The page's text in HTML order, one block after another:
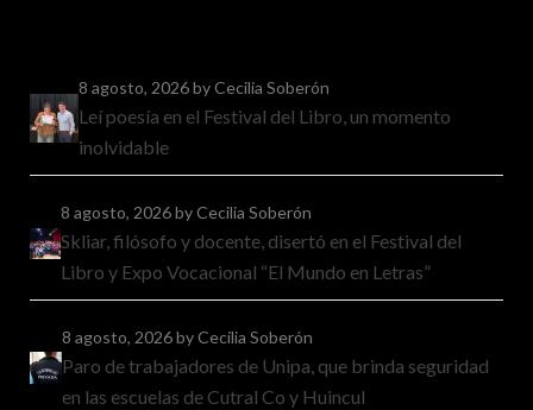
8 agosto, 2026by Cecilia Soberón
Leí poesía en el Festival del Libro, un momento
inolvidable
8 agosto, 2026by Cecilia Soberón
Skliar, filósofo y docente, disertó en el Festival del
Libro y Expo Vocacional “El Mundo en Letras”
8 agosto, 2026by Cecilia Soberón
Paro de trabajadores de Unipa, que brinda seguridad
en las escuelas de Cutral Co y Huincul